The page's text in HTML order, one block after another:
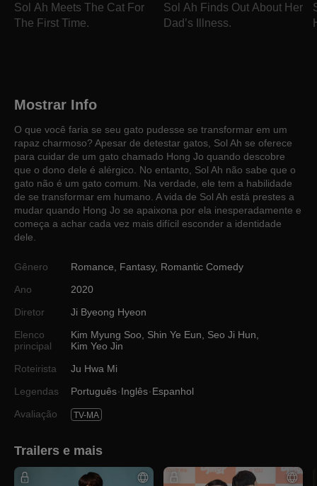
Sol Ah Meets The Cat For
The First Time.
Sol Ah Finds Out About Her
Dad’s Illness.
Mostrar Info
O que você faria se seu gato pudesse se transformar em um
rapaz charmoso? Apesar de detestar gatos, Sol Ah se oferece
para cuidar de um gato chamado Hong Jo quando descobre
que o dono dele é alérgico. No entanto, Sol Ah não sabe que o
gato não é um gato comum. Na verdade, ele tem a habilidade
de se transformar em humano. A vida de Sol Ah está prestes a
mudar quando Hong Jo se apaixona por ela inesperadamente e
começa a achar cada vez mais difícil esconder a identidade
dele.
Gênero Romance Fantasy, Romantic Comedy
Ano
2020
Diretor
Ji Byeong Hyeon
Elenco
principal
Kim Myung Soo Shin Ye Eun Seo Ji Hun
Kim Yeo Jin
Roteirista
Ju Hwa Mi
Legendas
Português Inglês Espanhol
Avaliação
TV-MA
Trailers e mais